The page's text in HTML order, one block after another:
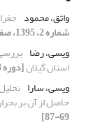
واثق، محمود
شماره 2، 1395، صفحه 389-405]
ویسی، رضا
استان گیلان[دوره 48، شماره 4، 1395، صفحه 717-732]
ویسی، سارا
حاصل از آن بر
69-87]